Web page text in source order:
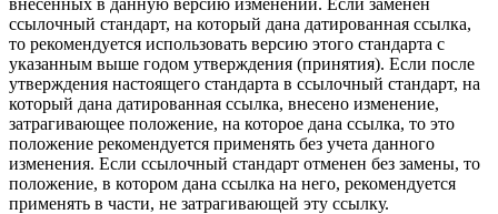
ссылочный стандарт, на который дана датированная ссылка,
то рекомендуется использовать версию этого стандарта с
указанным выше годом утверждения (принятия). Если после
утверждения настоящего стандарта в ссылочный стандарт, на
который дана датированная ссылка, внесено изменение,
затрагивающее положение, на которое дана ссылка, то это
положение рекомендуется применять без учета данного
изменения. Если ссылочный стандарт отменен без замены, то
положение, в котором дана ссылка на него, рекомендуется
применять в части, не затрагивающей эту ссылку.